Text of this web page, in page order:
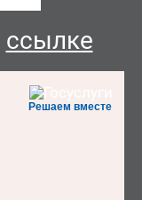
ссылке
Решаем вместе